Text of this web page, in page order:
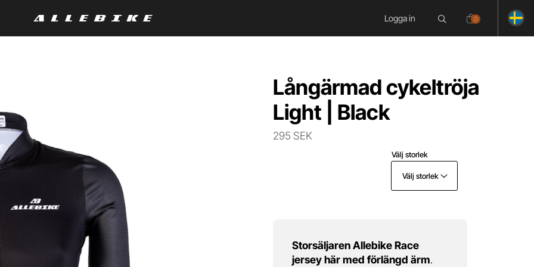
Logga in 0
Långärmad cykeltröja
Light | Black
295 SEK
Välj storlek
Välj storlek
Storsäljaren Allebike Race
jersey här med förlängd ärm.